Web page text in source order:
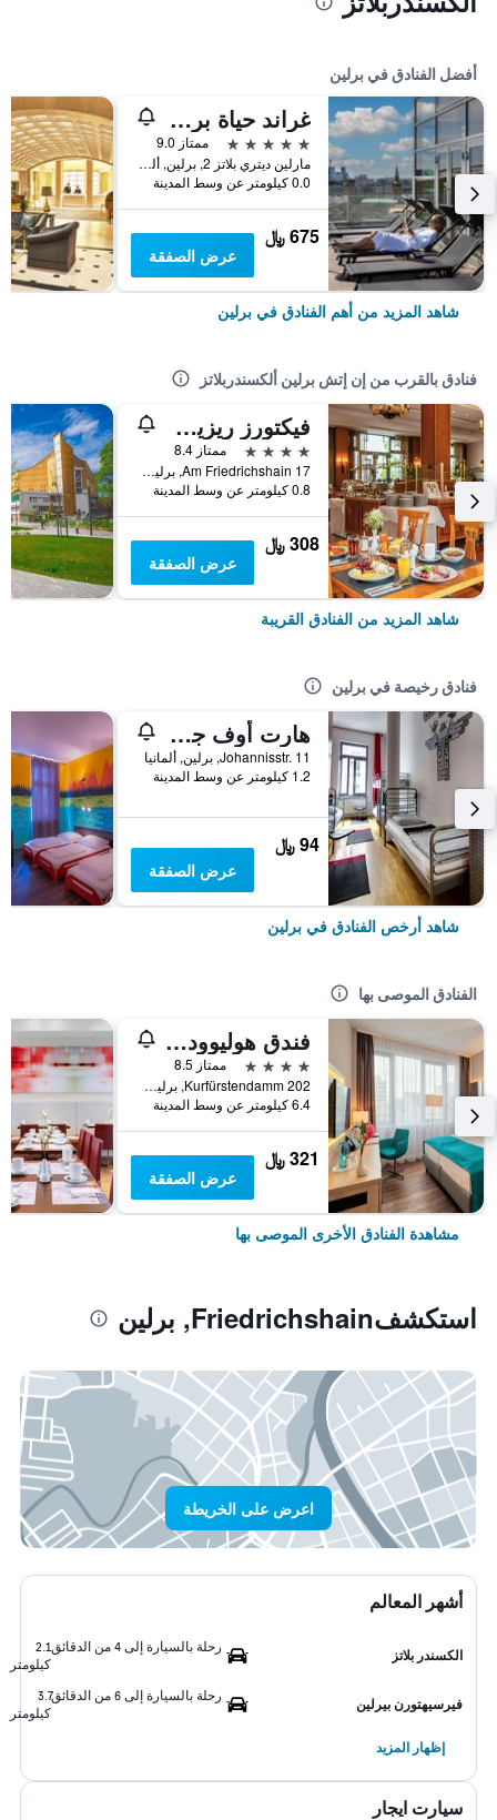
أفضل الفنادق في برلين
غراند حياة برلين
5 نجوم
ممتاز 9.0
مارلين ديتري بلاتز 2, برلين, ألمانيا
0.0 كيلومتر عن وسط المدينة
675 ﷼
عرض الصفقة
شاهد المزيد من أهم الفنادق في برلين
فنادق بالقرب من إن إتش برلين ألكسندربلاتز
فيكتورز ريزيدنز هوتل برلين ميت
4 نجوم
ممتاز 8.4
Am Friedrichshain 17, برلين, ألمانيا
0.8 كيلومتر عن وسط المدينة
308 ﷼
عرض الصفقة
شاهد المزيد من الفنادق القريبة
فنادق رخيصة في برلين
هارت أوف جولد هوستل برلين
Johannisstr. 11, برلين, ألمانيا
1.2 كيلومتر عن وسط المدينة
94 ﷼
عرض الصفقة
شاهد أرخص الفنادق في برلين
الفنادق الموصى بها
فندق هوليوود ميديا أم كورفورستيندام
4 نجوم
ممتاز 8.5
Kurfürstendamm 202, برلين, ألمانيا
6.4 كيلومتر عن وسط المدينة
321 ﷼
عرض الصفقة
مشاهدة الفنادق الأخرى الموصى بها
استكشفFriedrichshain, برلين
اعرض على الخريطة
أشهر المعالم
الكسندر بلاتز
رحلة بالسيارة إلى 4 من الدقائق
2.1
كيلومتر
فيرسيهتورن بيرلين
رحلة بالسيارة إلى 6 من الدقائق
3.7
كيلومتر
إظهار المزيد
سيارت ايجار